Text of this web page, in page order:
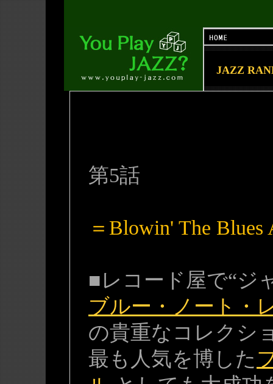
JAZZ
第5話
＝Blowin' The Blues
■レコード屋で“ジ
ブルー・ノート・
の貴重なコレクシ
最も人気を博した